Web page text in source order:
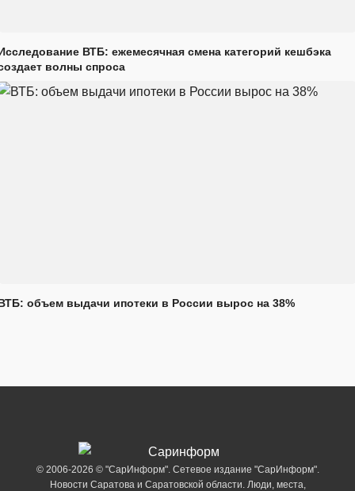
ВТБ: ежемесячная смена категорий кешбэка
волны спроса
объем выдачи ипотеки в России вырос на 38%
© 2006-2026 © "СарИнформ". Сетевое издание "СарИнформ".
Новости Саратова и Саратовской области. Люди, места,